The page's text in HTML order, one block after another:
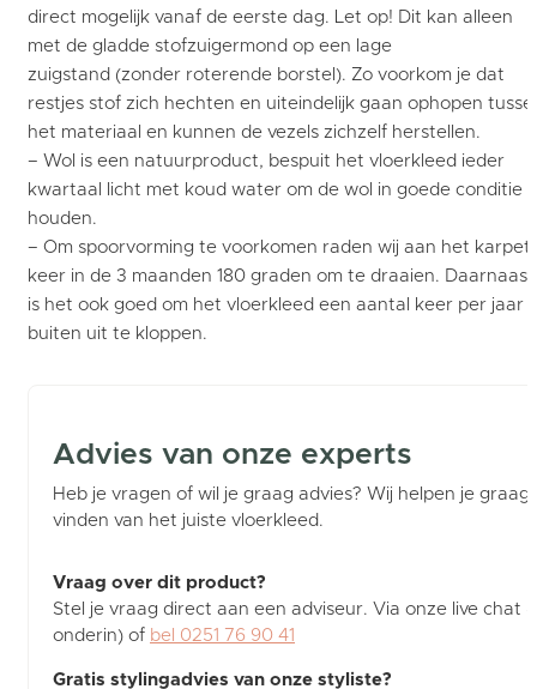
direct mogelijk vanaf de eerste dag. Let op! Dit kan alleen
met de gladde stofzuigermond op een lage
zuigstand (zonder roterende borstel). Zo voorkom je dat
restjes stof zich hechten en uiteindelijk gaan ophopen
het materiaal en kunnen de vezels zichzelf herstellen.
– Wol is een natuurproduct, bespuit het vloerkleed ieder
kwartaal licht met koud water om de wol in goede conditie
houden.
– Om spoorvorming te voorkomen raden wij aan het karpet
keer in de 3 maanden 180 graden om te draaien. Daarnaast
is het ook goed om het vloerkleed een aantal keer per jaar
buiten uit te kloppen.
Advies van onze experts
Heb je vragen of wil je graag advies? Wij helpen je graag
vinden van het juiste vloerkleed.
Vraag over dit product?
Stel je vraag direct aan een adviseur. Via onze live chat
onderin) of bel 0251 76 90 41
Gratis stylingadvies van onze styliste?